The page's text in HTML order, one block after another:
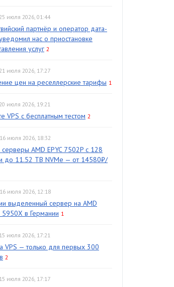
июля 2026, 01:44
партнёр и оператор дата-
нас о приостановке
услуг 2
июля 2026, 17:27
цен на реселлерские тарифы 1
июля 2026, 19:21
VPS с бесплатным тестом 2
16 июля 2026, 18:32
серверы AMD EPYC 7502P с 128
и до 11.52 TB NVMe — от 14580₽/
16 июля 2026, 12:18
выделенный сервер на AMD
в Германии 1
июля 2026, 17:21
VPS — только для первых 300
2
июля 2026, 17:17